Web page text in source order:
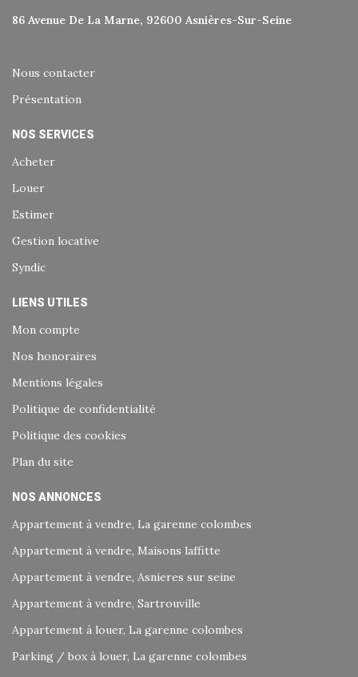
86 Avenue De La Marne, 92600 Asnières-Sur-Seine
Nous contacter
Présentation
NOS SERVICES
Acheter
Louer
Estimer
Gestion locative
Syndic
LIENS UTILES
Mon compte
Nos honoraires
Mentions légales
Politique de confidentialité
Politique des cookies
Plan du site
NOS ANNONCES
Appartement à vendre, La garenne colombes
Appartement à vendre, Maisons laffitte
Appartement à vendre, Asnieres sur seine
Appartement à vendre, Sartrouville
Appartement à louer, La garenne colombes
Parking / box à louer, La garenne colombes